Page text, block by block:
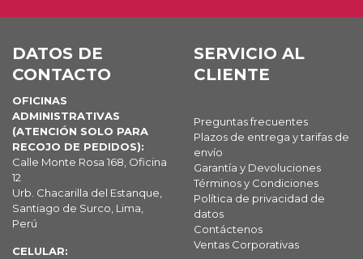
DATOS DE
CONTACTO
OFICINAS
ADMINISTRATIVAS
(ATENCIÓN SOLO PARA
RECOJO DE PEDIDOS):
Calle Monte Rosa 168, Oficina
12
Urb. Chacarilla del Estanque,
Santiago de Surco, Lima,
Perú
CELULAR:
SERVICIO AL
CLIENTE
Preguntas frecuentes
Plazos de entrega y tarifas de
envío
Garantía y Devoluciones
Términos y Condiciones
Política de privacidad de
datos
Contáctenos
Ventas Corporativas